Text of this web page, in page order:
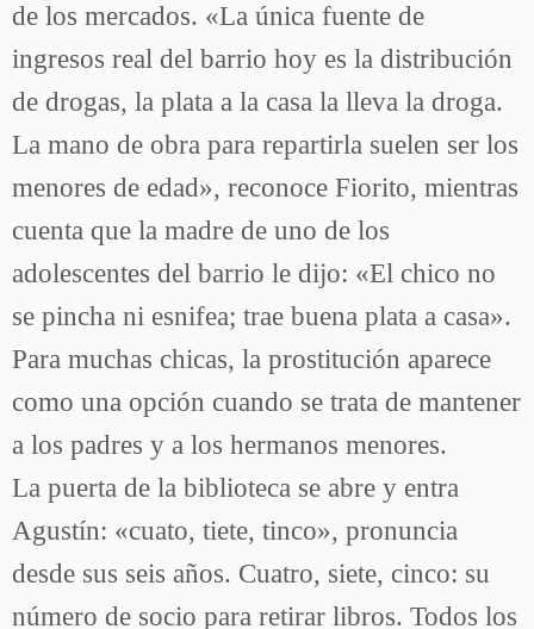
de los mercados. «La única fuente de
ingresos real del barrio hoy es la distribución
de drogas, la plata a la casa la lleva la droga.
La mano de obra para repartirla suelen ser los
menores de edad», reconoce Fiorito, mientras
cuenta que la madre de uno de los
adolescentes del barrio le dijo: «El chico no
se pincha ni esnifea; trae buena plata a casa».
Para muchas chicas, la prostitución aparece
como una opción cuando se trata de mantener
a los padres y a los hermanos menores.
La puerta de la biblioteca se abre y entra
Agustín: «cuato, tiete, tinco», pronuncia
desde sus seis años. Cuatro, siete, cinco: su
número de socio para retirar libros. Todos los